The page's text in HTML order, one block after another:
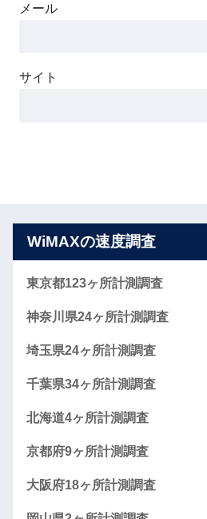
メール
サイト
WiMAXの速度調査
東京都123ヶ所計測調査
神奈川県24ヶ所計測調査
埼玉県24ヶ所計測調査
千葉県34ヶ所計測調査
北海道4ヶ所計測調査
京都府9ヶ所計測調査
大阪府18ヶ所計測調査